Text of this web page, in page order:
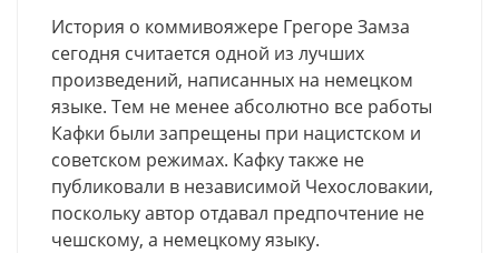
История о коммивояжере Грегоре Замза
сегодня считается одной из лучших
произведений, написанных на немецком
языке. Тем не менее абсолютно все работы
Кафки были запрещены при нацистском и
советском режимах. Кафку также не
публиковали в независимой Чехословакии,
поскольку автор отдавал предпочтение не
чешскому, а немецкому языку.